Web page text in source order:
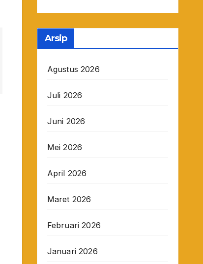
Arsip
Agustus 2026
Juli 2026
Juni 2026
Mei 2026
April 2026
Maret 2026
Februari 2026
Januari 2026